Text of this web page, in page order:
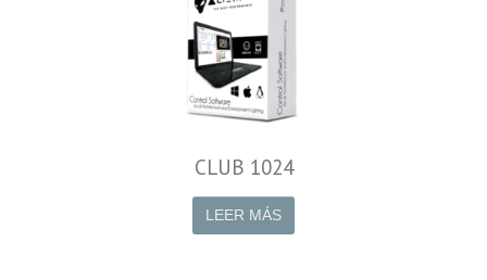
CLUB 1024
LEER MÁS